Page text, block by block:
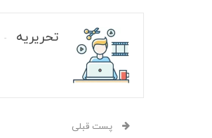
تحریریه
پست قبلی